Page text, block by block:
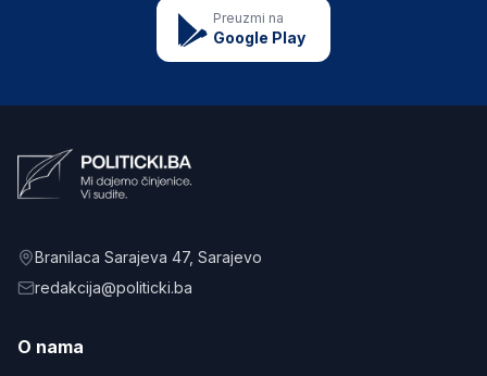
Preuzmi na
Google Play
Branilaca Sarajeva 47, Sarajevo
redakcija@politicki.ba
O nama